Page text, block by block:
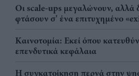
Οι scale-ups μεγαλώνουν, αλλά
φτάσουν σ' ένα επιτυχημένο
Καινοτομία: Εκεί όπου
επενδυτικά κεφάλαια
Η συγκατοίκηση περνά στην